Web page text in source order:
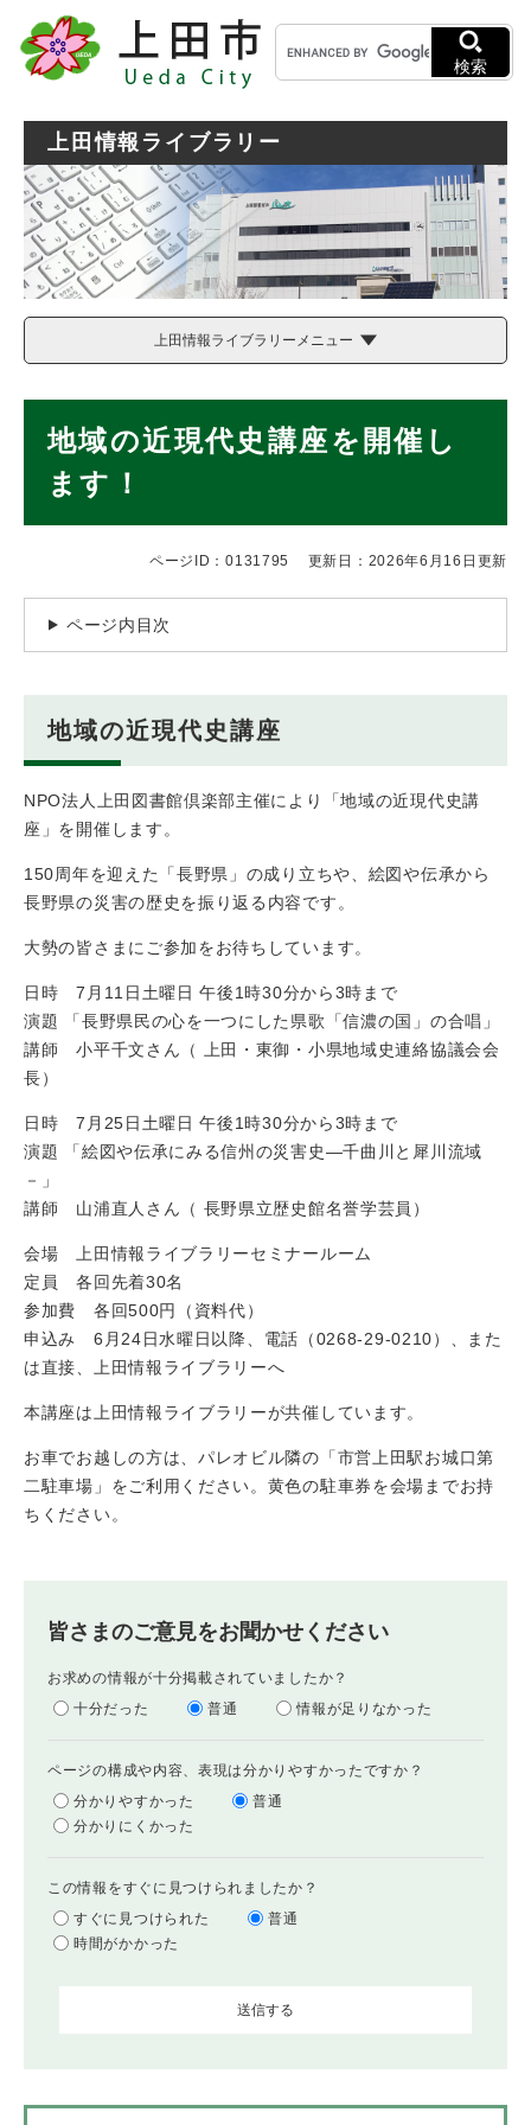
メニューを飛ばして本文へ
キ
ー
ワ
ド
検索
上田情報ライブラリー
上田情報ライブラリーメニュー
地域の近現代史講座を開催し
ます！
ページID：0131795 更新日：2026年6月16日更新
ページ内目次
地域の近現代史講座
NPO法人上田図書館倶楽部主催により「地域の近現代史講
座」を開催します。
150周年を迎えた「長野県」の成り立ちや、絵図や伝承から
長野県の災害の歴史を振り返る内容です。
大勢の皆さまにご参加をお待ちしています。
日時 7月11日土曜日 午後1時30分から3時まで
演題 「長野県民の心を一つにした県歌「信濃の国」の合唱」
講師 小平千文さん（ 上田・東御・小県地域史連絡協議会会
長）
日時 7月25日土曜日 午後1時30分から3時まで
演題 「絵図や伝承にみる信州の災害史―千曲川と犀川流域
－」
講師 山浦直人さん（ 長野県立歴史館名誉学芸員）
会場 上田情報ライブラリーセミナールーム
定員 各回先着30名
参加費 各回500円（資料代）
申込み 6月24日水曜日以降、​ 電話（0268-29-0210）、また
は直接、上田情報ライブラリーへ
本講座は上田情報ライブラリーが共催しています。
お車でお越しの方は、パレオビル隣の「市営上田駅お城口第
二駐車場」をご利用ください。黄色の駐車券を会場までお持
ちください。
皆さまのご意見をお聞かせください
お求めの情報が十分掲載されていましたか？
十分だった
普通 情報が足りなかった
ページの構成や内容、表現は分かりやすかったですか？
分かりやすかった
普通
分かりにくかった
この情報をすぐに見つけられましたか？
すぐに見つけられた
普通
時間がかかった